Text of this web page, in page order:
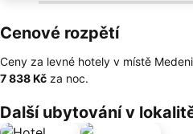
Cenové rozpětí
Ceny za levné hotely v místě
‎7 838 Kč za noc.
Další ubytování v